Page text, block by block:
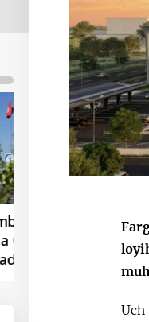
La primera
"Asia Central -